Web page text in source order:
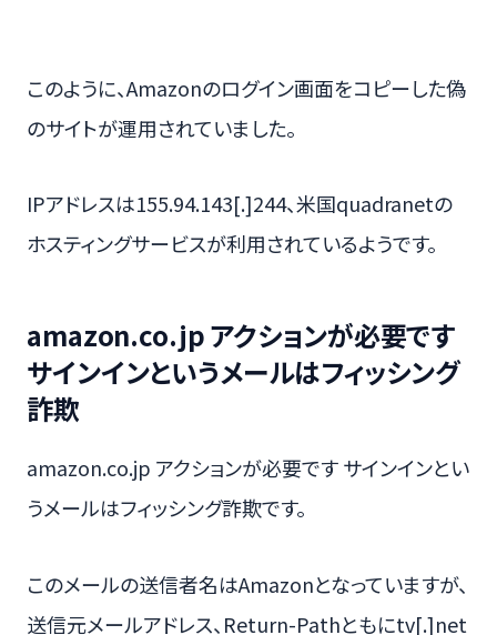
このように、Amazonのログイン画面をコピーした偽
のサイトが運用されていました。
IPアドレスは155.94.143[.]244、米国quadranetの
ホスティングサービスが利用されているようです。
amazon.co.jp アクションが必要です
サインインというメールはフィッシング
詐欺
amazon.co.jp アクションが必要です サインインとい
うメールはフィッシング詐欺です。
このメールの送信者名はAmazonとなっていますが、
送信元メールアドレス、Return-Pathともにtv[.]net